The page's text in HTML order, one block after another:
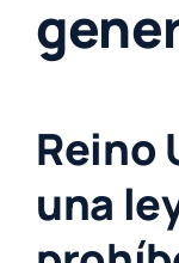
Reino
una